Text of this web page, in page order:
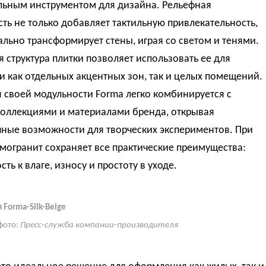
инструментом для дизайна. Рельефная
не только добавляет тактильную привлекательность,
трансформирует стены, играя со светом и тенями.
структура плитки позволяет использовать ее для
как отдельных акцентных зон, так и целых помещений.
своей модульности Forma легко комбинируется с
и материалами бренда, открывая
возможности для творческих экспериментов. При
сохраняет все практические преимущества:
к влаге, износу и простоту в уходе.
Forma-Silk-Beige
Пресс-служба компании-производителя